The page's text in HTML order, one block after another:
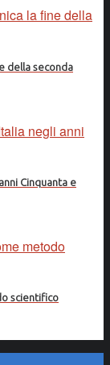
della seconda
Cinquanta e
scientifico